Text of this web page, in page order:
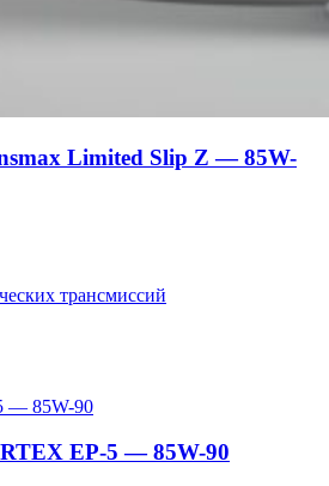
Limited Slip Z — 85W-
трансмиссий
EP-5 — 85W-90